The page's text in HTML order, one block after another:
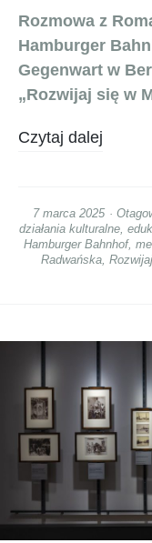
Rozmowa z
Hamburger
Gegenwart w
„Rozwijaj się w
Czytaj dalej
7 marca 2025
działania kulturalne,
Hamburger Bahnhof,
Radwańska,